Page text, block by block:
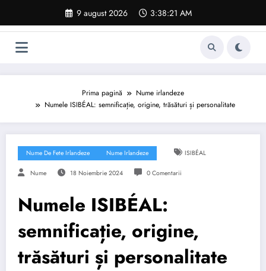
conținut
9 august 2026 3:38:22 AM
Prima pagină
Nume irlandeze
Numele ISIBÉAL: semnificație, origine, trăsături și personalitate
Nume De Fete Irlandeze Nume Irlandeze ISIBÉAL
Nume 18 Noiembrie 2024 0 Comentarii
Numele ISIBÉAL:
semnificație, origine,
trăsături și personalitate